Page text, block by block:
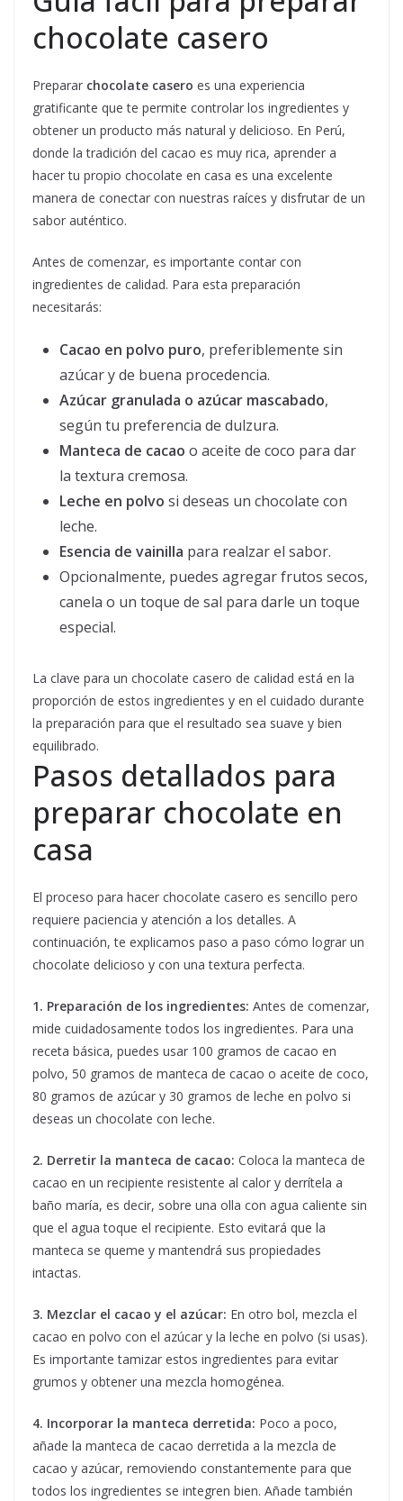
chocolate casero
Preparar chocolate casero es una experiencia
gratificante que te permite controlar los ingredientes y
obtener un producto más natural y delicioso. En Perú,
donde la tradición del cacao es muy rica, aprender a
hacer tu propio chocolate en casa es una excelente
manera de conectar con nuestras raíces y disfrutar de un
sabor auténtico.
Antes de comenzar, es importante contar con
ingredientes de calidad. Para esta preparación
necesitarás:
Cacao en polvo puro, preferiblemente sin
azúcar y de buena procedencia.
Azúcar granulada o azúcar mascabado,
según tu preferencia de dulzura.
Manteca de cacao o aceite de coco para dar
la textura cremosa.
Leche en polvo si deseas un chocolate con
leche.
Esencia de vainilla para realzar el sabor.
Opcionalmente, puedes agregar frutos secos,
canela o un toque de sal para darle un toque
especial.
La clave para un chocolate casero de calidad está en la
proporción de estos ingredientes y en el cuidado durante
la preparación para que el resultado sea suave y bien
equilibrado.
Pasos detallados para
preparar chocolate en
casa
El proceso para hacer chocolate casero es sencillo pero
requiere paciencia y atención a los detalles. A
continuación, te explicamos paso a paso cómo lograr un
chocolate delicioso y con una textura perfecta.
1. Preparación de los ingredientes: Antes de comenzar,
mide cuidadosamente todos los ingredientes. Para una
receta básica, puedes usar 100 gramos de cacao en
polvo, 50 gramos de manteca de cacao o aceite de coco,
80 gramos de azúcar y 30 gramos de leche en polvo si
deseas un chocolate con leche.
2. Derretir la manteca de cacao: Coloca la manteca de
cacao en un recipiente resistente al calor y derrítela a
baño maría, es decir, sobre una olla con agua caliente sin
que el agua toque el recipiente. Esto evitará que la
manteca se queme y mantendrá sus propiedades
intactas.
3. Mezclar el cacao y el azúcar: En otro bol, mezcla el
cacao en polvo con el azúcar y la leche en polvo (si usas).
Es importante tamizar estos ingredientes para evitar
grumos y obtener una mezcla homogénea.
4. Incorporar la manteca derretida: Poco a poco,
añade la manteca de cacao derretida a la mezcla de
cacao y azúcar, removiendo constantemente para que
todos los ingredientes se integren bien. Añade también